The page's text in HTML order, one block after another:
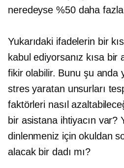
neredeyse %50 daha
Yukarıdaki ifadelerin bir
kabul ediyorsanız kısa
fikir olabilir. Bunu şu anda
stres yaratan unsurları
faktörleri nasıl
bir asistana ihtiyacın var?
dinlenmeniz için okuldan
alacak bir dadı mı?